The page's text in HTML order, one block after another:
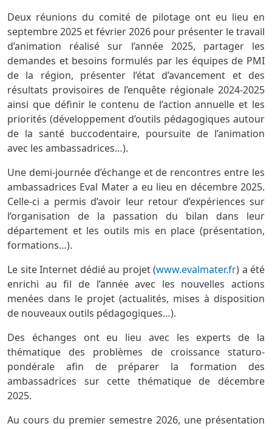
Deux réunions du comité de pilotage ont eu lieu en
septembre 2025 et février 2026 pour présenter le travail
d’animation réalisé sur l’année 2025, partager les
demandes et besoins formulés par les équipes de PMI
de la région, présenter l’état d’avancement et des
résultats provisoires de l’enquête régionale 2024-2025
ainsi que définir le contenu de l’action annuelle et les
priorités (développement d’outils pédagogiques autour
de la santé buccodentaire, poursuite de l’animation
avec les ambassadrices…).
Une demi-journée d’échange et de rencontres entre les
ambassadrices Eval Mater a eu lieu en décembre 2025.
Celle-ci a permis d’avoir leur retour d’expériences sur
l’organisation de la passation du bilan dans leur
département et les outils mis en place (présentation,
formations…).
Le site Internet dédié au projet (www.evalmater.fr) a été
enrichi au fil de l’année avec les nouvelles actions
menées dans le projet (actualités, mises à disposition
de nouveaux outils pédagogiques…).
Des échanges ont eu lieu avec les experts de la
thématique des problèmes de croissance staturo-
pondérale afin de préparer la formation des
ambassadrices sur cette thématique de décembre
2025.
Au cours du premier semestre 2026, une présentation